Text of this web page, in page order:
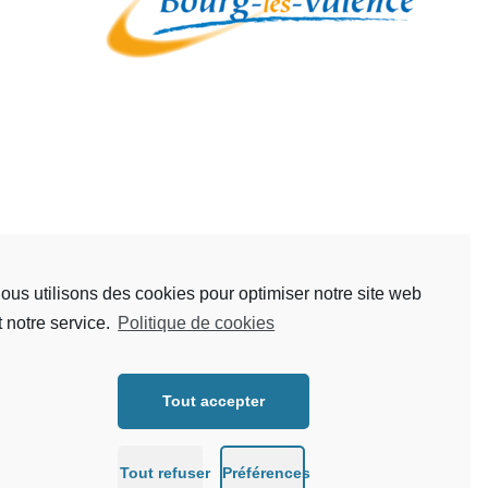
utilisons des cookies pour optimiser notre site web
notre service. Politique de cookies
Tout accepter
Tout refuser Préférences